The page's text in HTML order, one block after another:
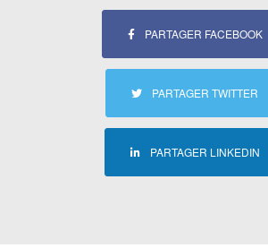
PARTAGER FACEBOOK
PARTAGER TWITTER
PARTAGER LINKEDIN